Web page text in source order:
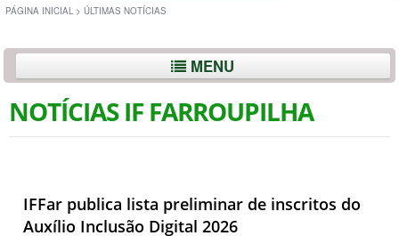
PÁGINA INICIAL > ÚLTIMAS NOTÍCIAS
MENU
NOTÍCIAS IF FARROUPILHA
IFFar publica lista preliminar de inscritos do
Auxílio Inclusão Digital 2026